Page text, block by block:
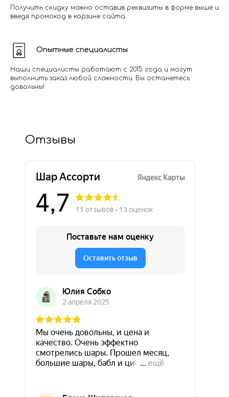
Получить скидку можно оставив реквизиты в форме выше и
введя промокод в корзине сайта.
Опытные специалисты
Наши специалисты работают с 2015 года и могут
выполнить заказ любой сложности. Вы останетесь
довольны!
Отзывы